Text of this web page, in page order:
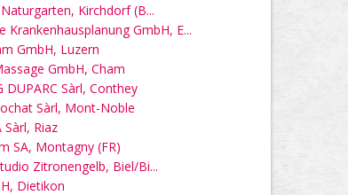
Kirchdorf (B...
Krankenhausplanung GmbH, E...
GmbH, Luzern
GmbH, Cham
DUPARC Sàrl, Conthey
Sàrl, Mont-Noble
Sàrl, Riaz
SA, Montagny (FR)
Zitronengelb, Biel/Bi...
Dietikon